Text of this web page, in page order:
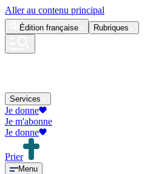
Aller au contenu principal
Édition française Rubriques
Services
Je donne
Je m'abonne
Je donne
Prier
Menu